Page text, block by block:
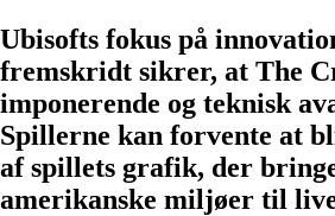
Ubisofts fokus på
fremskridt sikrer, at The
imponerende og teknisk
Spillerne kan forvente at
af spillets grafik, der
amerikanske miljøer til